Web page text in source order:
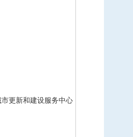
更新和建设服务中心